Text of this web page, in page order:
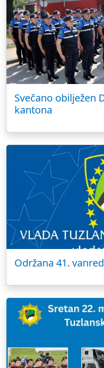
Svečano obilježen
kantona
Održana 41.